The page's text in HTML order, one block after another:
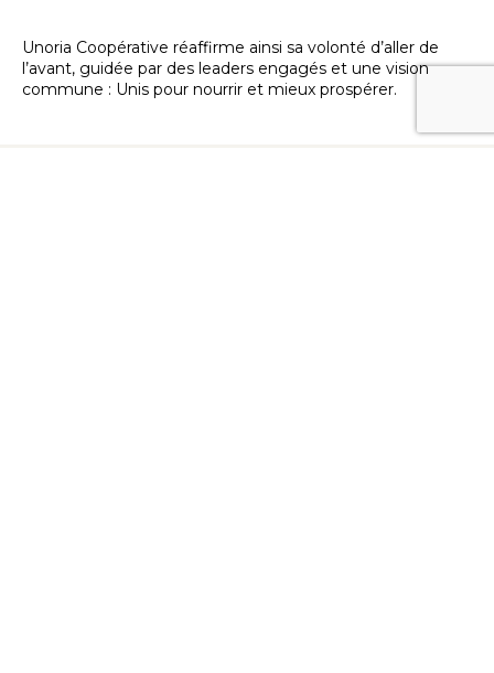
Unoria Coopérative réaffirme ainsi sa volonté d’aller de
l’avant, guidée par des leaders engagés et une vision
commune : Unis pour nourrir et mieux prospérer.